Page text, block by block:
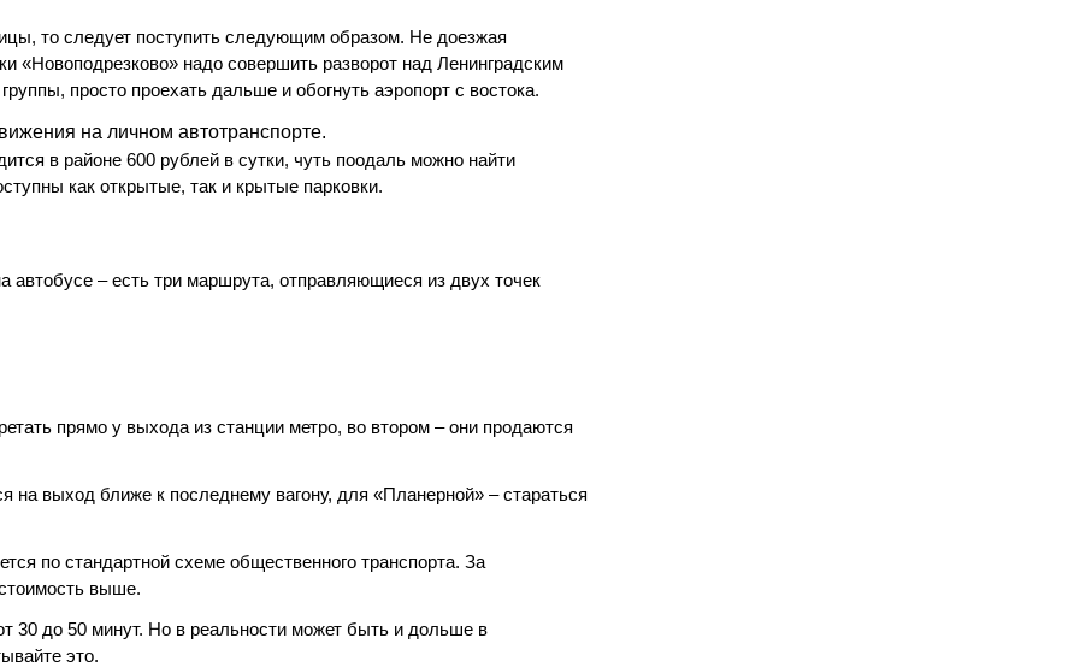
то следует поступить следующим образом. Не доезжая
«Новоподрезково» надо совершить разворот над Ленинградским
просто проехать дальше и обогнуть аэропорт с востока.
на личном автотранспорте.
в районе 600 рублей в сутки, чуть поодаль можно найти
как открытые, так и крытые парковки.
автобусе – есть три маршрута, отправляющиеся из двух точек
прямо у выхода из станции метро, во втором – они продаются
на выход ближе к последнему вагону, для «Планерной» – стараться
по стандартной схеме общественного транспорта. За
выше.
30 до 50 минут. Но в реальности может быть и дольше в
это.